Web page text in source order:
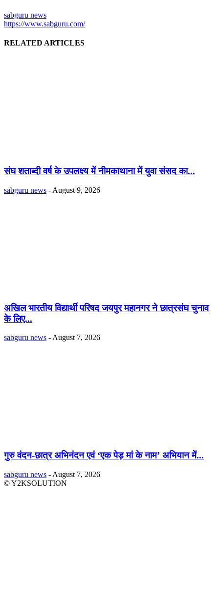
sabguru news
https://www.sabguru.com/
RELATED ARTICLES
संघ शताब्दी वर्ष के उपलक्ष्य में नीमकाथाना में युवा संसद का...
sabguru news - August 9, 2026
अखिल भारतीय विद्यार्थी परिषद जयपुर महानगर ने छात्रसंघ चुनाव
के लिए...
sabguru news - August 7, 2026
गुरु वंदन-छात्र अभिनंदन एवं ‘एक पेड़ मां के नाम’ अभियान में...
sabguru news - August 7, 2026
© Y2KSOLUTION